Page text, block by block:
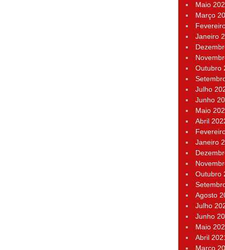
Maio
Março
Janeiro
Outubro
Julho
Junho
Maio
Abril
Janeiro
Outubro
Agosto
Julho
Junho
Maio
Abril
Março